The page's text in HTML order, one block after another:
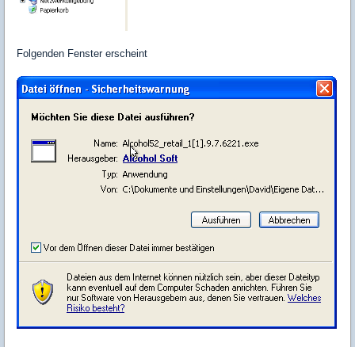
Folgenden Fenster erscheint